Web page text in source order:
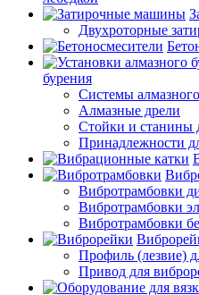
Двухроторные
бурения
Системы
Алмазные дрели
Стойки и станины
Принадлежности
Вибротрамбовки
Вибротрамбовки
Вибротрамбовки
Профиль (лезвие)
Привод для